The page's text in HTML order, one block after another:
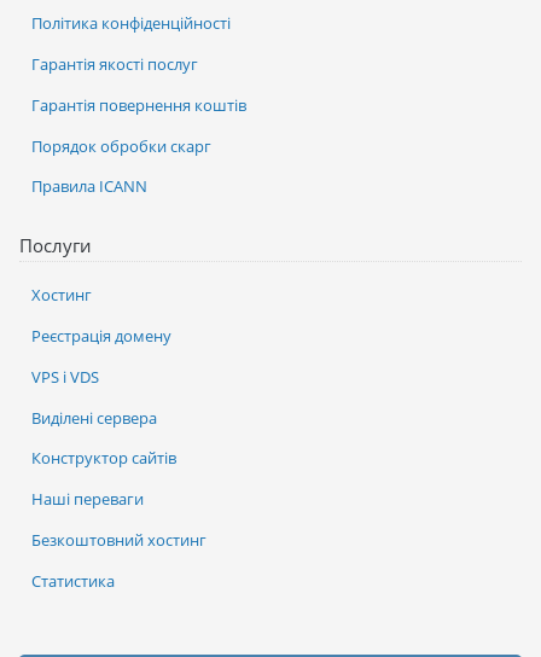
Послуги
Хостинг
Реєстрація домену
VPS і VDS
Виділені сервера
Конструктор сайтів
Наші переваги
Безкоштовний хостинг
Статистика
Політика конфіденційності
Гарантія якості послуг
Гарантія повернення коштів
Порядок обробки скарг
Правила ICANN